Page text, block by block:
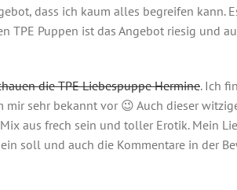
dass ich kaum alles begreifen kann.
TPE Puppen ist das Angebot riesig und
die TPE Liebespuppe Hermine. Ich
sehr bekannt vor 😉 Auch dieser
aus frech sein und toller Erotik. Mein
soll und auch die Kommentare in der